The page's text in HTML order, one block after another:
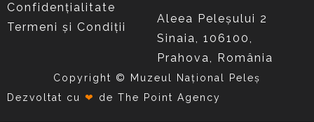
Confidențialitate
Termeni și Condiții
Aleea Peleşului 2
Sinaia, 106100,
Prahova, România
Copyright © Muzeul Național Peleș
Dezvoltat cu ❤ de The Point Agency